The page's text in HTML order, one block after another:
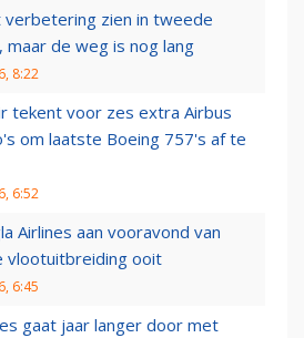
verbetering zien in tweede
maar de weg is nog lang
8:22
tekent voor zes extra Airbus
om laatste Boeing 757's af te
6:52
Airlines aan vooravond van
vlootuitbreiding ooit
6:45
gaat jaar langer door met